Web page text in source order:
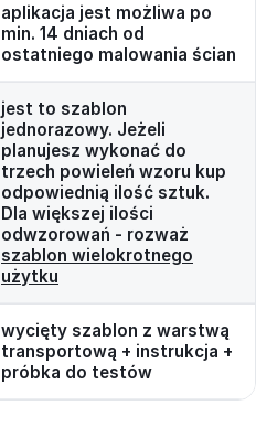
aplikacja jest możliwa po
min. 14 dniach od
ostatniego malowania ścian
jest to szablon
jednorazowy. Jeżeli
planujesz wykonać do
trzech powieleń wzoru kup
odpowiednią ilość sztuk.
Dla większej ilości
odwzorowań - rozważ
szablon wielokrotnego
użytku
wycięty szablon z warstwą
transportową + instrukcja +
próbka do testów